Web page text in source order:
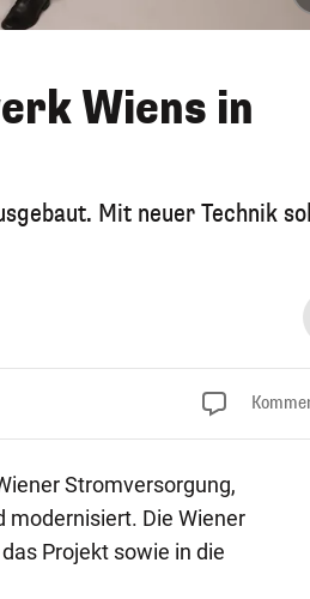
Wiens in
Mit neuer Technik
Stromversorgung,
Die Wiener
Projekt sowie in die